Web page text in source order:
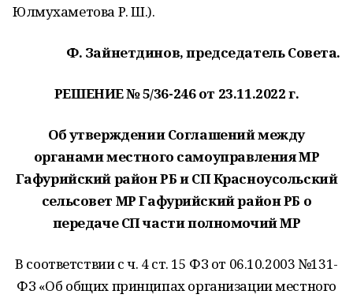
Юлмухаметова Р. Ш.).
Ф. Зайнетдинов, председатель Совета.
РЕШЕНИЕ № 5/36-246 от 23.11.2022 г.
Об утверждении Соглашений между
органами местного самоуправления МР
Гафурийский район РБ и СП Красноусольский
сельсовет МР Гафурийский район РБ о
передаче СП части полномочий МР
В соответствии с ч. 4 ст. 15 ФЗ от 06.10.2003 №131-
ФЗ «Об общих принципах организации местного